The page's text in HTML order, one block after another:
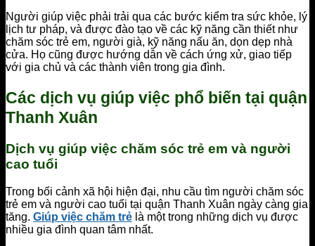
Người giúp việc phải trải qua các bước kiểm tra sức khỏe, lý
lịch tư pháp, và được đào tạo về các kỹ năng cần thiết như
chăm sóc trẻ em, người già, kỹ năng nấu ăn, dọn dẹp nhà
cửa. Họ cũng được hướng dẫn về cách ứng xử, giao tiếp
với gia chủ và các thành viên trong gia đình.
Các dịch vụ giúp việc phổ biến tại quận
Thanh Xuân
Dịch vụ giúp việc chăm sóc trẻ em và người
cao tuổi
Trong bối cảnh xã hội hiện đại, nhu cầu tìm người chăm sóc
trẻ em và người cao tuổi tại quận Thanh Xuân ngày càng gia
tăng. Giúp việc chăm trẻ là một trong những dịch vụ được
nhiều gia đình quan tâm nhất.